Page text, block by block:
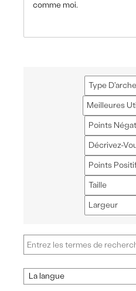
comme moi.
Type D'arche
Français
Meilleures
Français
Points
Français
Décrivez-
Français
Points
Français
Taille
Français
Largeur
Français